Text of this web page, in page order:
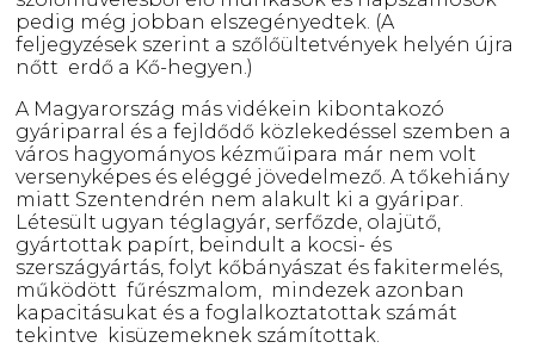
A Magyarország más vidékein kibontakozó
gyáriparral és a fejldődő közlekedéssel szemben a
város hagyományos kézműipara már nem volt
versenyképes és eléggé jövedelmező. A tőkehiány
miatt Szentendrén nem alakult ki a gyáripar.
Létesült ugyan téglagyár, serfőzde, olajütő,
gyártottak papírt, beindult a kocsi- és
szerszágyártás, folyt kőbányászat és fakitermelés,
működött fűrészmalom, mindezek azonban
kapacitásukat és a foglalkoztatottak számát
tekintve kisüzemeknek számítottak.
pedig még jobban elszegényedtek. (A
feljegyzések szerint a szőlőültetvények helyén újra
nőtt erdő a Kő-hegyen.)